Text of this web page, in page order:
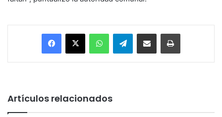
Facebook
X WhatsAppTelegramEnviar vía email Imprimir
Artículos relacionados